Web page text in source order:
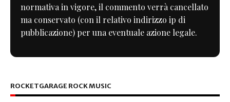
normativa in vigore, il commento verrà cancellato
ma conservato (con il relativo indirizzo ip di
pubblicazione) per una eventuale azione legale.
ROCKETGARAGE ROCK MUSIC